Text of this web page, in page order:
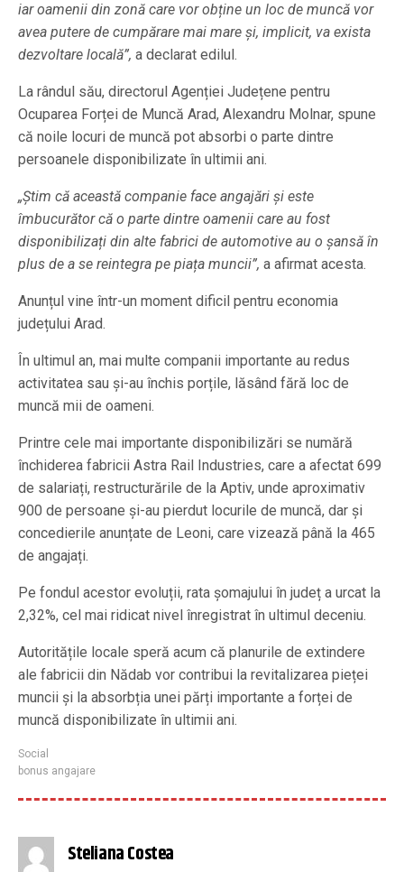
iar oamenii din zonă care vor obține un loc de muncă vor
avea putere de cumpărare mai mare și, implicit, va exista
dezvoltare locală”, a declarat edilul.
La rândul său, directorul Agenției Județene pentru
Ocuparea Forței de Muncă Arad, Alexandru Molnar, spune
că noile locuri de muncă pot absorbi o parte dintre
persoanele disponibilizate în ultimii ani.
„Știm că această companie face angajări și este
îmbucurător că o parte dintre oamenii care au fost
disponibilizați din alte fabrici de automotive au o șansă în
plus de a se reintegra pe piața muncii”, a afirmat acesta.
Anunțul vine într-un moment dificil pentru economia
județului Arad.
În ultimul an, mai multe companii importante au redus
activitatea sau și-au închis porțile, lăsând fără loc de
muncă mii de oameni.
Printre cele mai importante disponibilizări se numără
închiderea fabricii Astra Rail Industries, care a afectat 699
de salariați, restructurările de la Aptiv, unde aproximativ
900 de persoane și-au pierdut locurile de muncă, dar și
concedierile anunțate de Leoni, care vizează până la 465
de angajați.
Pe fondul acestor evoluții, rata șomajului în județ a urcat la
2,32%, cel mai ridicat nivel înregistrat în ultimul deceniu.
Autoritățile locale speră acum că planurile de extindere
ale fabricii din Nădab vor contribui la revitalizarea pieței
muncii și la absorbția unei părți importante a forței de
muncă disponibilizate în ultimii ani.
Social
bonus angajare
Steliana Costea